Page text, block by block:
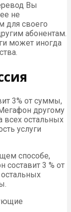
Вы
не
для своего
абонентам.
может иногда
3% от суммы,
другому
всех остальных
услуги
способе,
3 % от